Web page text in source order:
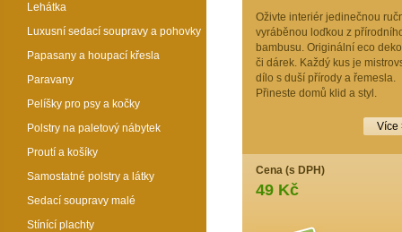
Oživte interiér jedinečnou
vyráběnou loďkou z
bambusu. Originální eco
či dárek. Každý kus je
dílo s duší přírody a řemesla.
Přineste domů klid a styl.
Více
Cena (s DPH)
49 Kč
Lehátka
Luxusní sedací soupravy a pohovky
Papasany a houpací křesla
Paravany
Pelíšky pro psy a kočky
Polstry na paletový nábytek
Proutí a košíky
Samostatné polstry a látky
Sedací soupravy malé
Stínící plachty